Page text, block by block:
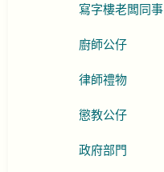
寫字樓老闆同事
廚師公仔
律師禮物
懲教公仔
政府部門